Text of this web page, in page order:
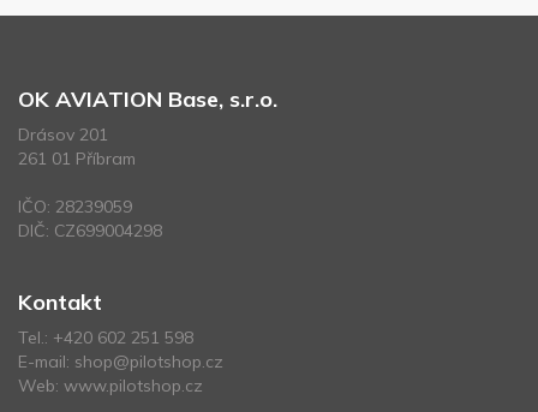
OK AVIATION Base, s.r.o.
Drásov 201
261 01 Příbram
IČO: 28239059
DIČ: CZ699004298
Kontakt
Tel.: +420 602 251 598
E-mail: shop@pilotshop.cz
Web: www.pilotshop.cz